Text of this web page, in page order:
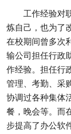
工作经验对
炼自己，也为了
在校期间曾多次
输公司担任行政
作经验。担任行
管理、考勤、采
协调过各种集体
餐，晚会等。而
步提高了办公软